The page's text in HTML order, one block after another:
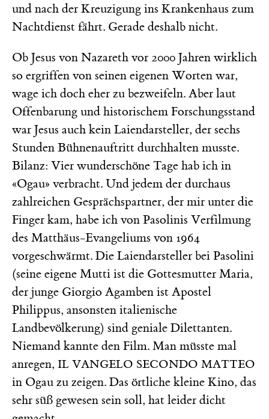
und nach der Kreuzigung ins Krankenhaus zum
Nachtdienst fährt. Gerade deshalb nicht.
Ob Jesus von Nazareth vor 2000 Jahren wirklich
so ergriffen von seinen eigenen Worten war,
wage ich doch eher zu bezweifeln. Aber laut
Offenbarung und historischem Forschungsstand
war Jesus auch kein Laiendarsteller, der sechs
Stunden Bühnenauftritt durchhalten musste.
Bilanz: Vier wunderschöne Tage hab ich in
«Ogau» verbracht. Und jedem der durchaus
zahlreichen Gesprächspartner, der mir unter die
Finger kam, habe ich von Pasolinis Verfilmung
des Matthäus-Evangeliums von 1964
vorgeschwärmt. Die Laiendarsteller bei Pasolini
(seine eigene Mutti ist die Gottesmutter Maria,
der junge Giorgio Agamben ist Apostel
Philippus, ansonsten italienische
Landbevölkerung) sind geniale Dilettanten.
Niemand kannte den Film. Man müsste mal
anregen, IL VANGELO SECONDO MATTEO
in Ogau zu zeigen. Das örtliche kleine Kino, das
sehr süß gewesen sein soll, hat leider dicht